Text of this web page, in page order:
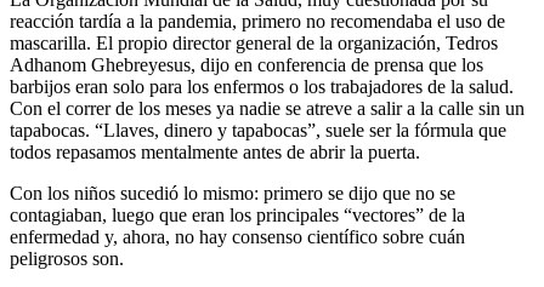
reacción tardía a la pandemia, primero no recomendaba el uso de
mascarilla. El propio director general de la organización, Tedros
Adhanom Ghebreyesus, dijo en conferencia de prensa que los
barbijos eran solo para los enfermos o los trabajadores de la salud.
Con el correr de los meses ya nadie se atreve a salir a la calle sin un
tapabocas. “Llaves, dinero y tapabocas”, suele ser la fórmula que
todos repasamos mentalmente antes de abrir la puerta.
Con los niños sucedió lo mismo: primero se dijo que no se
contagiaban, luego que eran los principales “vectores” de la
enfermedad y, ahora, no hay consenso científico sobre cuán
peligrosos son.